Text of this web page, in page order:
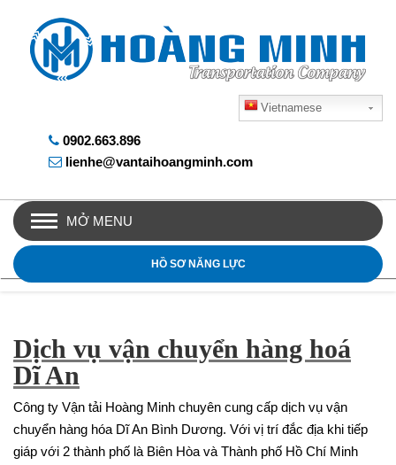
Vietnamese
0902.663.896
lienhe@vantaihoangminh.com
MỞ MENU
HỒ SƠ NĂNG LỰC
Dịch vụ vận chuyển hàng hoá
Dĩ An
Công ty Vận tải Hoàng Minh chuyên cung cấp dịch vụ vận
chuyển hàng hóa Dĩ An Bình Dương. Với vị trí đắc địa khi tiếp
giáp với 2 thành phố là Biên Hòa và Thành phố Hồ Chí Minh